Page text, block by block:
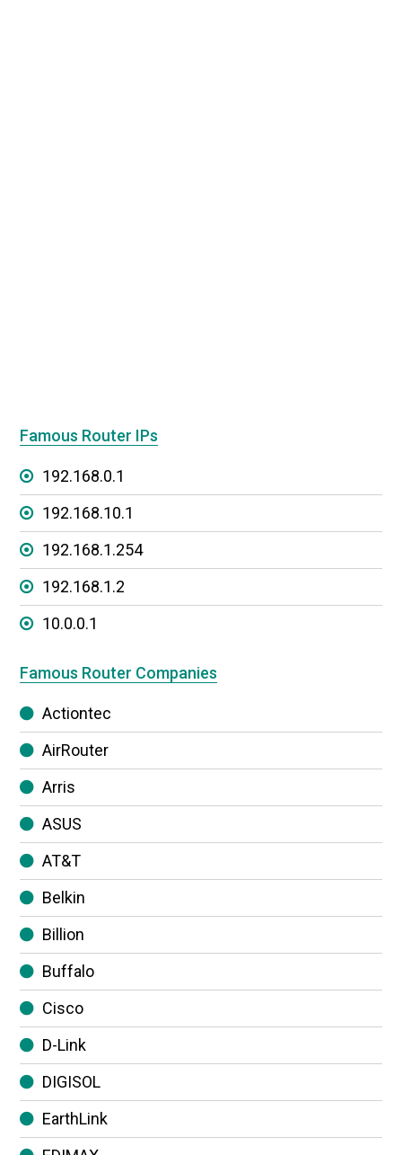
Famous Router IPs
192.168.0.1
192.168.10.1
192.168.1.254
192.168.1.2
10.0.0.1
Famous Router Companies
Actiontec
AirRouter
Arris
ASUS
AT&T
Belkin
Billion
Buffalo
Cisco
D-Link
DIGISOL
EarthLink